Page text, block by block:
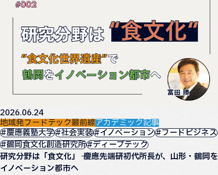
2026.06.24
地域発フードテック最前線アカデミック記事
#慶應義塾大学#社会実装#イノベーション#フードビジネス
#鶴岡食文化創造研究所#ディープテック
研究分野は「食文化」 ── 慶應先端研初代所長が、山形・鶴岡を
イノベーション都市へ